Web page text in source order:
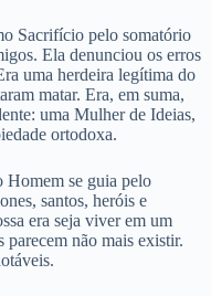
Sacrifício pelo somatório
Ela denunciou os erros
uma herdeira legítima do
matar. Era, em suma,
uma Mulher de Ideias,
ortodoxa.
Homem se guia pelo
santos, heróis e
era seja viver em um
parecem não mais existir.